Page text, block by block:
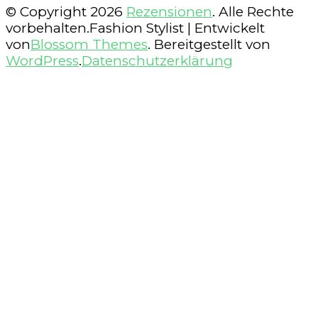
© Copyright 2026 Rezensionen. Alle Rechte
vorbehalten.Fashion Stylist | Entwickelt
vonBlossom Themes. Bereitgestellt von
WordPress.Datenschutzerklärung